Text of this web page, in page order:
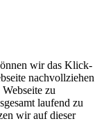
wir das Klick-
nachvollziehen
zu
laufend zu
wir auf dieser